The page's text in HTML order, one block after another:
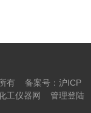
所有 备案号：沪ICP
工仪器网 管理登陆